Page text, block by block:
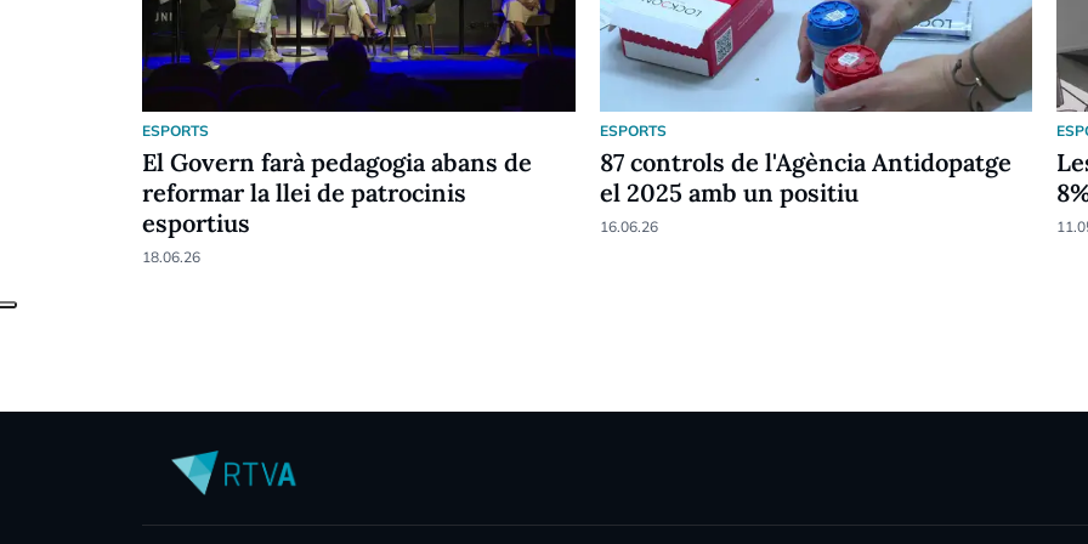
ESPORTS
El Govern farà pedagogia abans de
reformar la llei de patrocinis
esportius
18.06.26
ESPORTS
87 controls de l'Agència Antidopatge
el 2025 amb un positiu
16.06.26